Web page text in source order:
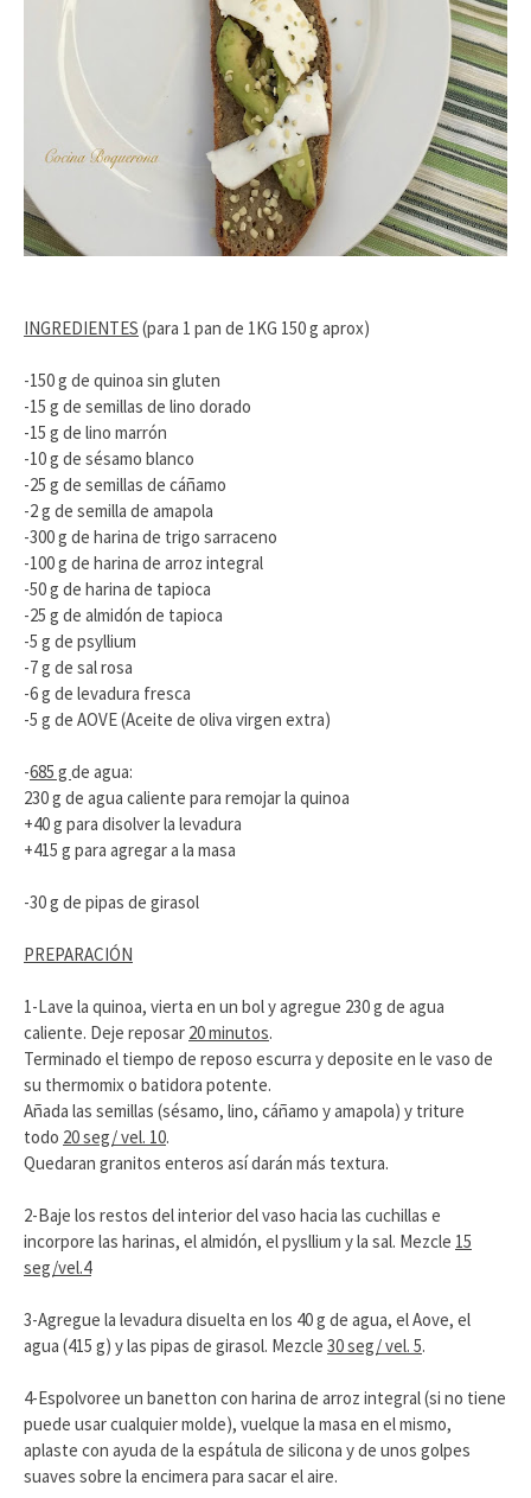
INGREDIENTES (para 1 pan de 1KG 150 g aprox)
-150 g de quinoa sin gluten
-15 g de semillas de lino dorado
-15 g de lino marrón
-10 g de sésamo blanco
-25 g de semillas de cáñamo
-2 g de semilla de amapola
-300 g de harina de trigo sarraceno
-100 g de harina de arroz integral
-50 g de harina de tapioca
-25 g de almidón de tapioca
-5 g de psyllium
-7 g de sal rosa
-6 g de levadura fresca
-5 g de AOVE (Aceite de oliva virgen extra)
-685 g de agua:
230 g de agua caliente para remojar la quinoa
+40 g para disolver la levadura
+415 g para agregar a la masa
-30 g de pipas de girasol
PREPARACIÓN
1-Lave la quinoa, vierta en un bol y agregue 230 g de agua
caliente. Deje reposar 20 minutos.
Terminado el tiempo de reposo escurra y deposite en le vaso de
su thermomix o batidora potente.
Añada las semillas (sésamo, lino, cáñamo y amapola) y triture
todo 20 seg/ vel. 10.
Quedaran granitos enteros así darán más textura.
2-Baje los restos del interior del vaso hacia las cuchillas e
incorpore las harinas, el almidón, el pysllium y la sal. Mezcle 15
seg/vel.4
3-Agregue la levadura disuelta en los 40 g de agua, el Aove, el
agua (415 g) y las pipas de girasol. Mezcle 30 seg/ vel. 5.
4-Espolvoree un banetton con harina de arroz integral (si no tiene
puede usar cualquier molde), vuelque la masa en el mismo,
aplaste con ayuda de la espátula de silicona y de unos golpes
suaves sobre la encimera para sacar el aire.